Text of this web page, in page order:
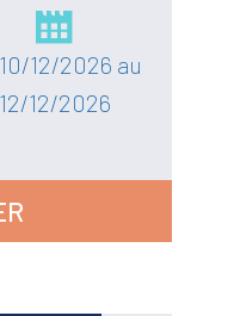
12/2026 au
12/12/2026